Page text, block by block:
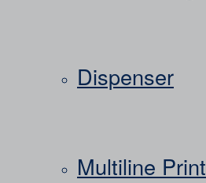
Dispenser
Multiline Print